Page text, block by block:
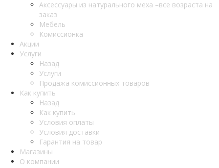
Аксессуары из натурального меха –все возраста на
заказ
Мебель
Комиссионка
Акции
Услуги
Назад
Услуги
Продажа комиссионных товаров
Как купить
Назад
Как купить
Условия оплаты
Условия доставки
Гарантия на товар
Магазины
О компании